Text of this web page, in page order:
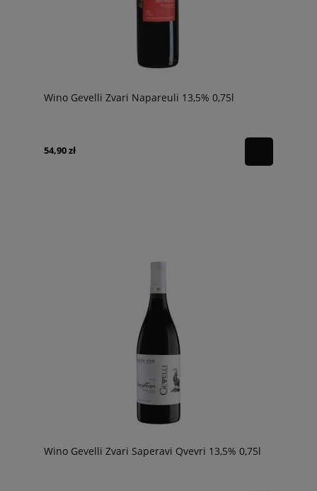
Wino Gevelli Zvari Napareuli 13,5% 0,75l
54,90 zł
Wino Gevelli Zvari Saperavi Qvevri 13,5% 0,75l